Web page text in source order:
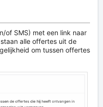
of SMS) met een link naar
alle offertes uit de
om tussen offertes